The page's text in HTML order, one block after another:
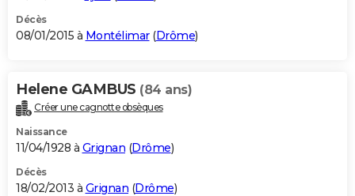
Décès
08/01/2015 à Montélimar(Drôme)
Helene GAMBUS (84 ans)
Créer une cagnotte obsèques
Naissance
11/04/1928 à Grignan (Drôme)
Décès
18/02/2013 à Grignan (Drôme)